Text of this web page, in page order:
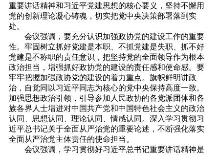
重要讲话精神和习近平党建思想的核心要义，坚持不懈用
党的创新理论凝心铸魂，切实把党中央决策部署落到实
处。
会议强调，要充分认识加强政协党的建设工作的重要
性。牢固树立抓好党建是本职、不抓党建是失职、抓不好
党建是不称职的责任意识，把坚持党的全面领导作为根本
政治担当，增强抓好政协党的建设的责任感和使命感。要
牢牢把握加强政协党的建设的着力重点。旗帜鲜明讲政
治，自觉同以习近平同志为核心的党中央保持高度一致。
加强思想政治引领，引导参加人民政协的各党派团体和各
族各界人士增进对中国共产党和中国特色社会主义的政治
认同、思想认同、理论认同、情感认同。深入学习贯彻习
近平总书记关于全面从严治党的重要论述，不断强化落实
全面从严治党主体责任的使命担当。
会议强调，学习贯彻好习近平总书记重要讲话精神是